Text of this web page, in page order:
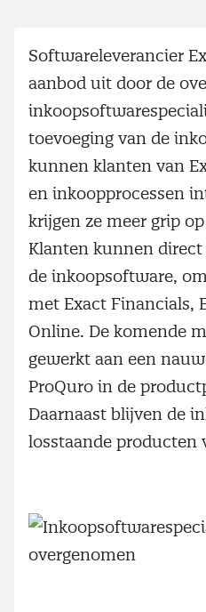
Softwareleverancier
aanbod uit door de
toevoeging van de
kunnen klanten van
en inkoopprocessen
krijgen ze meer grip
Klanten kunnen
de inkoopsoftware,
met Exact Financials,
Online. De komende
gewerkt aan een
ProQuro in de
Daarnaast blijven de
losstaande producten